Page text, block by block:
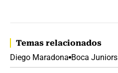
Temas relacionados
Diego Maradona Boca Juniors